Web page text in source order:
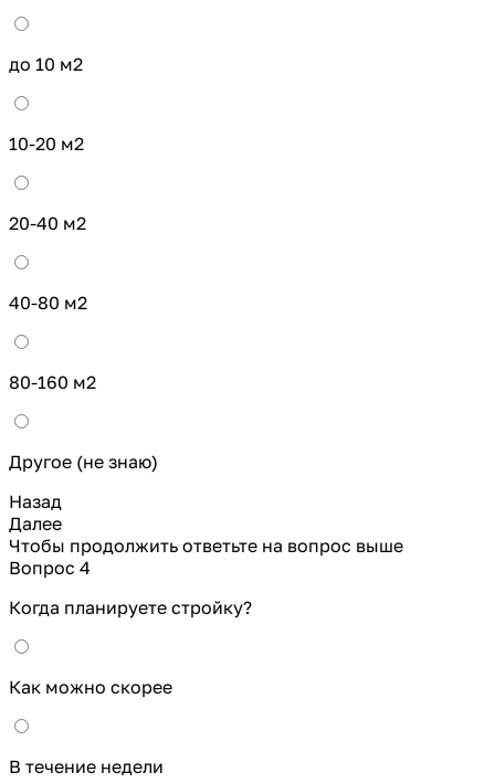
до 10 м2
10-20 м2
20-40 м2
40-80 м2
80-160 м2
Другое (не знаю)
Назад
Далее
Чтобы продолжить ответьте на вопрос выше
Вопрос 4
Когда планируете стройку?
Как можно скорее
В течение недели